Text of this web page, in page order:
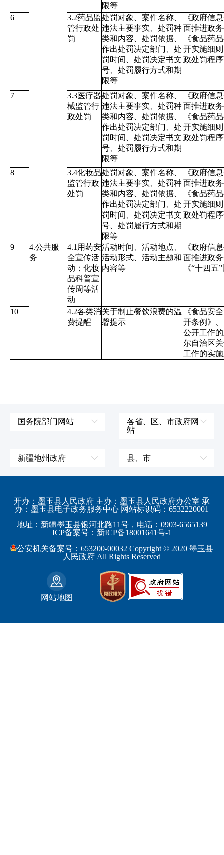
限等
6
3.2药品监
管行政处
罚
处罚对象、案件名称、
违法主要事实、处罚种
类和内容、处罚依据、
作出处罚决定部门、处
罚时间、处罚决定书文
号、处罚履行方式和期
限等
《政府信
面推进政
《食品药
开实施细
政处罚程
7
3.3医疗器
械监管行
政处罚
处罚对象、案件名称、
违法主要事实、处罚种
类和内容、处罚依据、
作出处罚决定部门、处
罚时间、处罚决定书文
号、处罚履行方式和期
限等
《政府信
面推进政
《食品药
开实施细
政处罚程
8
3.4化妆品
监管行政
处罚
处罚对象、案件名称、
违法主要事实、处罚种
类和内容、处罚依据、
作出处罚决定部门、处
罚时间、处罚决定书文
号、处罚履行方式和期
限等
《政府信
面推进政
《食品药
开实施细
政处罚程
9
4.公共服
务
4.1用药安
全宣传活
动；化妆
品科普宣
传周等活
动
活动时间、活动地点、
活动形式、活动主题和
内容等
《政府信
面推进政
《“十四
10
4.2各类消
费提醒
关于制止餐饮浪费的温
馨提示
《食品安
开条例》
公开工作
尔自治区
工作的实
国务院部门网站
国防部
教育部
工业和信息化部
监察部
民政部
司法部
财政部
各省、区、市政府网
站
江苏省
浙江省
安徽省
福建省
江西省
山东省
新疆地州政府
伊犁哈萨克自治州
阿勒泰地区
博尔塔拉蒙古自治州
吐鲁番地区
巴音郭楞蒙古自治州
克拉玛依市
哈密地区
县、市
皮山县
策勒县
民丰县
和田市
开办：墨玉县人民政府 主办：墨玉县人民政府办公室 承
办：墨玉县电子政务服务中心 网站标识码：6532220001
地址：新疆墨玉县银河北路11号，电话：0903-6565139
ICP备案号：新ICP备18001641号-1
公安机关备案号：653200-00032 Copyright © 2020 墨玉县
人民政府 All Rights Reserved
网站地图